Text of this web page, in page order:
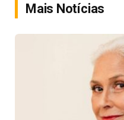
Mais Notícias